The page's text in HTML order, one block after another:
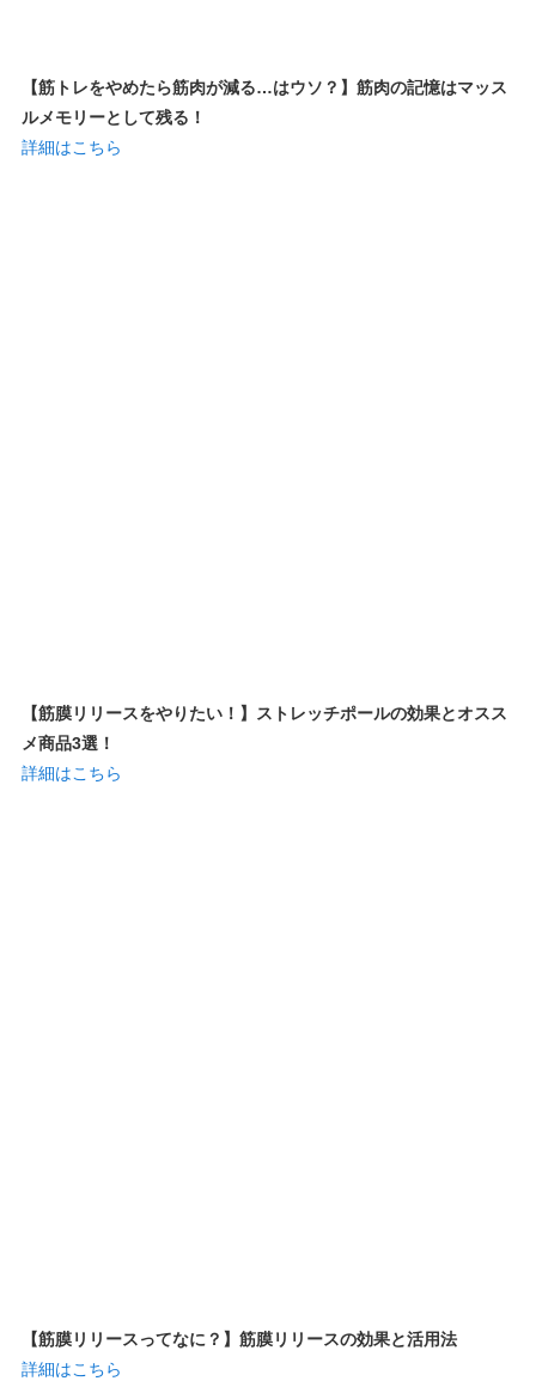
【筋トレをやめたら筋肉が減る…はウソ？】筋肉の記憶はマッス
ルメモリーとして残る！
詳細はこちら
【筋膜リリースをやりたい！】ストレッチポールの効果とオスス
メ商品3選！
詳細はこちら
【筋膜リリースってなに？】筋膜リリースの効果と活用法
詳細はこちら